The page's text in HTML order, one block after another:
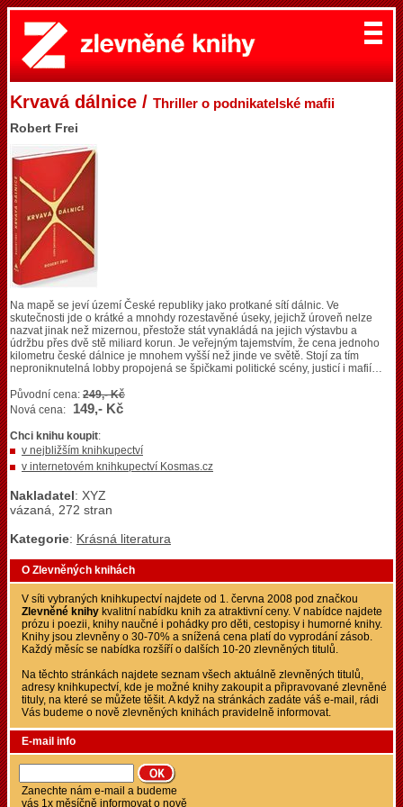
Krvavá dálnice / Thriller o podnikatelské mafii
Robert Frei
Na mapě se jeví území České republiky jako protkané sítí dálnic. Ve
skutečnosti jde o krátké a mnohdy rozestavěné úseky, jejichž úroveň nelze
nazvat jinak než mizernou, přestože stát vynakládá na jejich výstavbu a
údržbu přes dvě stě miliard korun. Je veřejným tajemstvím, že cena jednoho
kilometru české dálnice je mnohem vyšší než jinde ve světě. Stojí za tím
neproniknutelná lobby propojená se špičkami politické scény, justicí i mafií…
Původní cena: 249,- Kč
Nová cena:
149,- Kč
Chci knihu koupit:
v nejbližším knihkupectví
v internetovém knihkupectví Kosmas.cz
Nakladatel: XYZ
vázaná, 272 stran
Kategorie: Krásná literatura
O Zlevněných knihách
V síti vybraných knihkupectví najdete od 1. června 2008 pod značkou
Zlevněné knihy kvalitní nabídku knih za atraktivní ceny. V nabídce najdete
prózu i poezii, knihy naučné i pohádky pro děti, cestopisy i humorné knihy.
Knihy jsou zlevněny o 30-70% a snížená cena platí do vyprodání zásob.
Každý měsíc se nabídka rozšíří o dalších 10-20 zlevněných titulů.
Na těchto stránkách najdete seznam všech aktuálně zlevněných titulů,
adresy knihkupectví, kde je možné knihy zakoupit a připravované zlevněné
tituly, na které se můžete těšit. A když na stránkách zadáte váš e-mail, rádi
Vás budeme o nově zlevněných knihách pravidelně informovat.
E-mail info
Zanechte nám e-mail a budeme
vás 1x měsíčně informovat o nově